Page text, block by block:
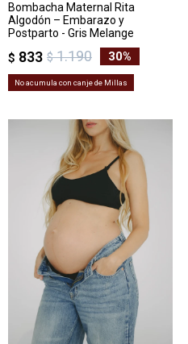
Bombacha Maternal Rita
Algodón – Embarazo y
Postparto - Gris Melange
$ 833 $ 1.190 30
No acumula con canje de Millas